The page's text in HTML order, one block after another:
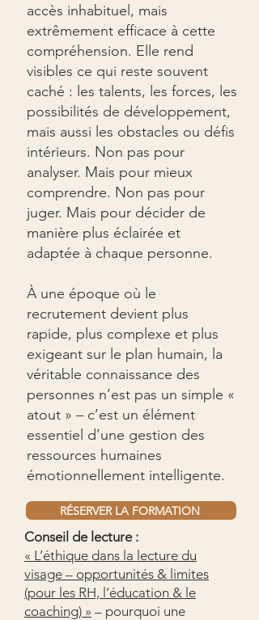
accès inhabituel, mais
extrêmement efficace à cette
compréhension. Elle rend
visibles ce qui reste souvent
caché : les talents, les forces, les
possibilités de développement,
mais aussi les obstacles ou défis
intérieurs. Non pas pour
analyser. Mais pour mieux
comprendre. Non pas pour
juger. Mais pour décider de
manière plus éclairée et
adaptée à chaque personne.
À une époque où le
recrutement devient plus
rapide, plus complexe et plus
exigeant sur le plan humain, la
véritable connaissance des
personnes n’est pas un simple «
atout » – c’est un élément
essentiel d’une gestion des
ressources humaines
émotionnellement intelligente.
RÉSERVER LA FORMATION
Conseil de lecture :
« L’éthique dans la lecture du
visage – opportunités & limites
(pour les RH, l’éducation & le
coaching) » – pourquoi une